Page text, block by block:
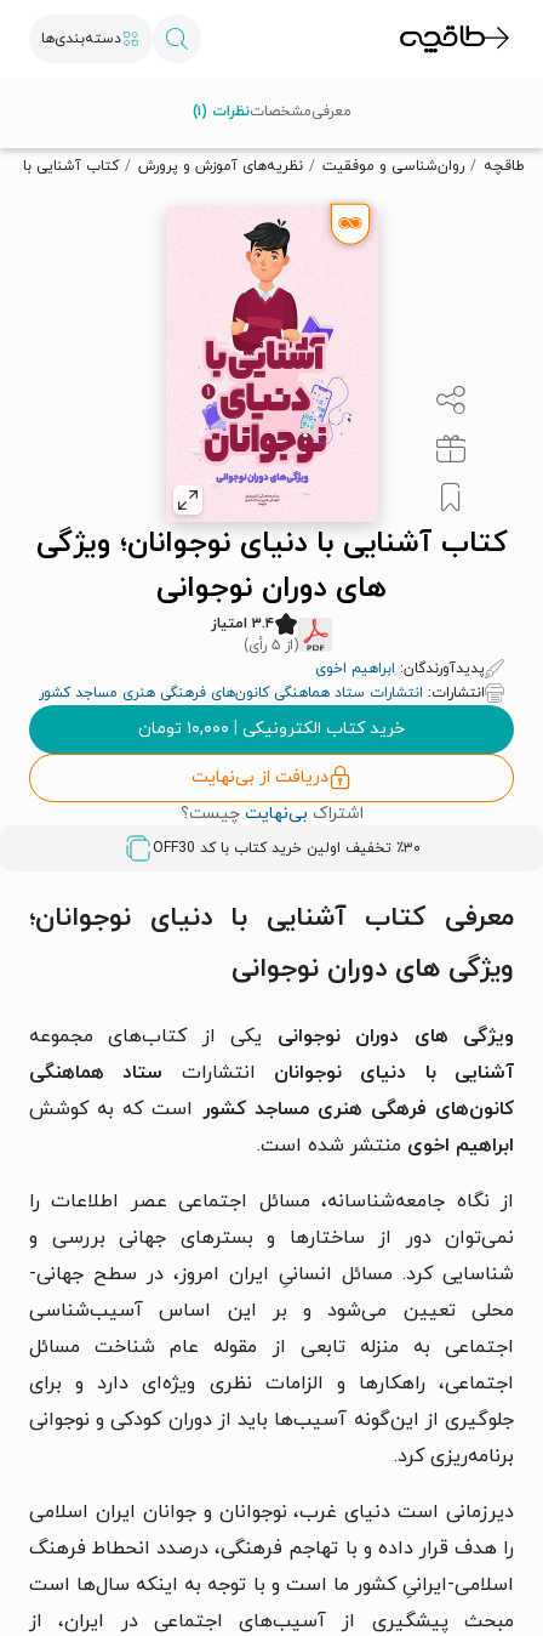
دسته‌بندی‌ها
تخفیف از طاقچه دریافت کن.
طاقچه روان‌شناسی و موفقیت نظریه‌های آموزش و پرورش کتاب آشنایی با
کتاب آشنایی با دنیای نوجوانان؛ ویژگی
های دوران نوجوانی
۳.۴ امتیاز
(از ۵ رأی)
پدیدآورندگان: ابراهیم اخوی
انتشارات: انتشارات ستاد هماهنگی کانون‌های فرهنگی هنری مساجد کشور
خرید کتاب الکترونیکی | ۱۰,۰۰۰ تومان
دریافت از بی‌نهایت
اشتراک بی‌نهایت چیست؟
٪۳۰ تخفیف اولین خرید کتاب با کد OFF30
معرفیمشخصاتنظرات (۱)
معرفی کتاب آشنایی با دنیای نوجوانان؛
ویژگی های دوران نوجوانی
ویژگی های دوران نوجوانی یکی از کتاب‌های مجموعه
آشنایی با دنیای نوجوانان انتشارات ستاد هماهنگی
کانون‌های فرهگی هنری مساجد کشور است که به کوشش
ابراهیم اخوی منتشر شده است.
از نگاه جامعه‌شناسانه، مسائل اجتماعی عصر اطلاعات را
نمی‌توان دور از ساختارها و بسترهای جهانی بررسی و
شناسایی کرد. مسائل انسانیِ ایران امروز، در سطح جهانی-
محلی تعیین می‌شود و بر این اساس آسیب‌شناسی
اجتماعی به منزلە تابعی از مقولە عام شناخت مسائل
اجتماعی، راهکارها و الزامات نظری ویژه‌ای دارد و برای
جلوگیری از این‌گونه آسیب‌ها باید از دوران کودکی و نوجوانی
برنامه‌ریزی کرد.
دیرزمانی است دنیای غرب، نوجوانان و جوانان ایران اسلامی
را هدف قرار داده و با تهاجم فرهنگی، درصدد انحطاط فرهنگ
اسلامی-ایرانیِ کشور ما است و با توجه به اینکه سال‌ها است
مبحث پیشگیری از آسیب‌های اجتماعی در ایران، از